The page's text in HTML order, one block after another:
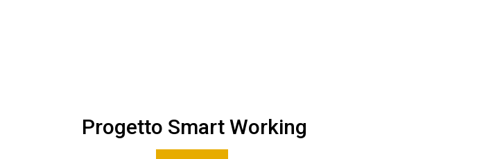
Progetto Smart Working